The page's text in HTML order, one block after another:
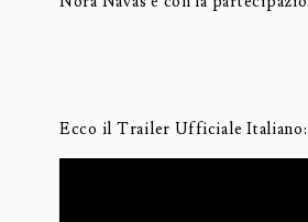
Ecco il Trailer Ufficiale Italiano: